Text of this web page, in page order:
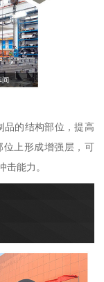
品的结构部位，提高
位上形成增强层，可
击能力。